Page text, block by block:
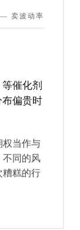
卖波动率
催化剂
偏贵时
权当作与
不同的风
糟糕的行